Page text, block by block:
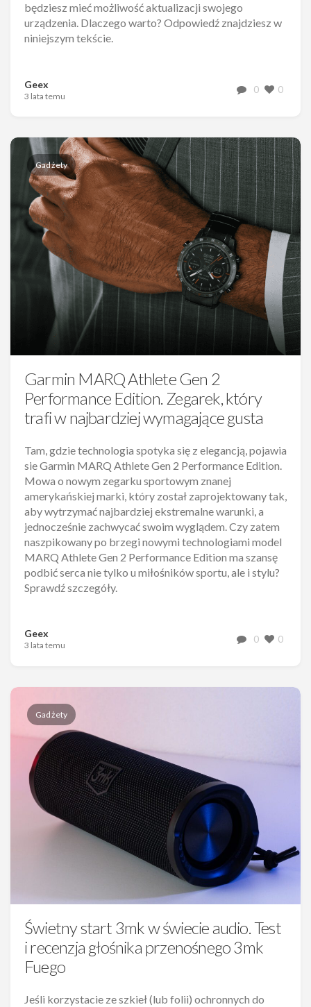
będziesz mieć możliwość aktualizacji swojego
urządzenia. Dlaczego warto? Odpowiedź znajdziesz w
niniejszym tekście.
Geex
3 lata temu
0 0
Gadżety
Garmin MARQ Athlete Gen 2
Performance Edition. Zegarek, który
trafi w najbardziej wymagające gusta
Tam, gdzie technologia spotyka się z elegancją, pojawia
sie Garmin MARQ Athlete Gen 2 Performance Edition.
Mowa o nowym zegarku sportowym znanej
amerykańskiej marki, który został zaprojektowany tak,
aby wytrzymać najbardziej ekstremalne warunki, a
jednocześnie zachwycać swoim wyglądem. Czy zatem
naszpikowany po brzegi nowymi technologiami model
MARQ Athlete Gen 2 Performance Edition ma szansę
podbić serca nie tylko u miłośników sportu, ale i stylu?
Sprawdź szczegóły.
Geex
3 lata temu
0 0
Gadżety
Świetny start 3mk w świecie audio. Test
i recenzja głośnika przenośnego 3mk
Fuego
Jeśli korzystacie ze szkieł (lub folii) ochronnych do